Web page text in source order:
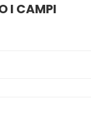
I CAMPI